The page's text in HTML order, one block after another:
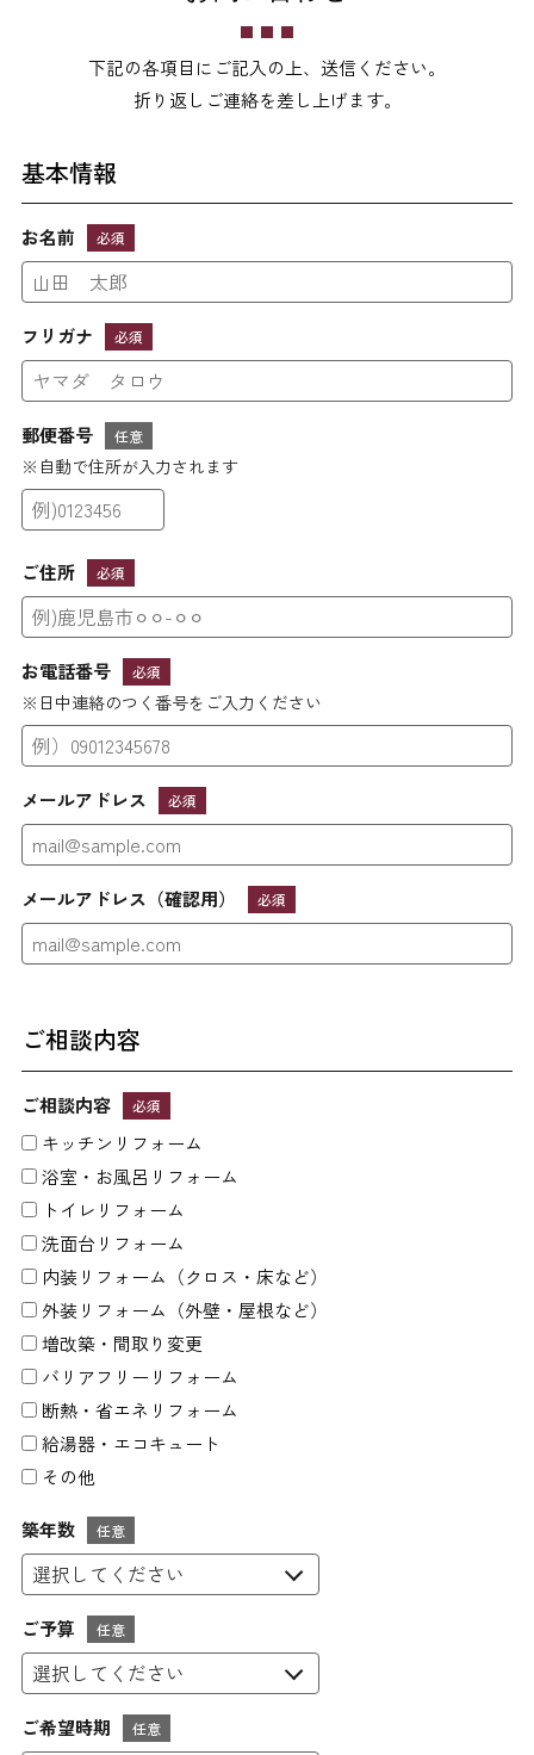
下記の各項目にご記入の上、送信ください。
折り返しご連絡を差し上げます。
基本情報
お名前 必須
フリガナ 必須
郵便番号 任意
※自動で住所が入力されます
ご住所 必須
お電話番号 必須
※日中連絡のつく番号をご入力ください
メールアドレス 必須
メールアドレス（確認用） 必須
ご相談内容
ご相談内容 必須
キッチンリフォーム
浴室・お風呂リフォーム
トイレリフォーム
洗面台リフォーム
内装リフォーム（クロス・床など）
外装リフォーム（外壁・屋根など）
増改築・間取り変更
バリアフリーリフォーム
断熱・省エネリフォーム
給湯器・エコキュート
その他
築年数 任意
ご予算 任意
ご希望時期 任意